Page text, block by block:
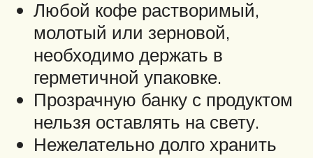
Любой кофе растворимый,
молотый или зерновой,
необходимо держать в
герметичной упаковке.
Прозрачную банку с продуктом
нельзя оставлять на свету.
Нежелательно долго хранить